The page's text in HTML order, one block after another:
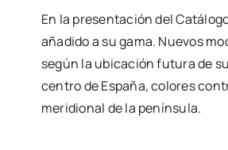
En la pre­sen­ta­ción del
aña­di­do a su gama. Nue­vos
según la ubi­ca­ción futu­ra de
cen­tro de Espa­ña, colo­res
meri­dio­nal de la penín­su­la.